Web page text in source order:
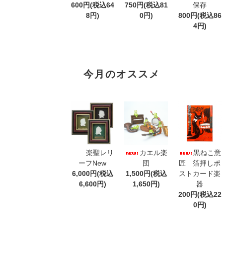
600円(税込64
8円)
750円(税込81
0円)
保存
800円(税込86
4円)
今月のオススメ
楽聖レリ
ーフNew
6,000円(税込
6,600円)
カエル楽
団
1,500円(税込
1,650円)
黒ねこ意
匠 箔押しポ
ストカード楽
器
200円(税込22
0円)